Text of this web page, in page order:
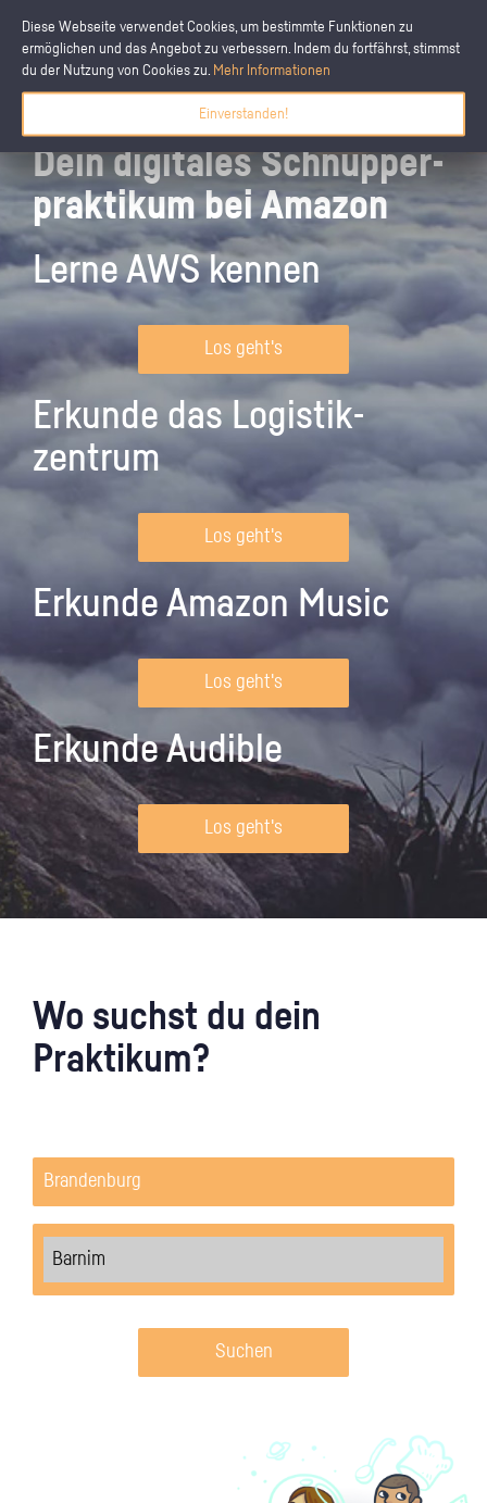
Diese Webseite verwendet Cookies, um bestimmte Funktionen zu
ermöglichen und das Angebot zu verbessern. Indem du fortfährst, stimmst
du der Nutzung von Cookies zu. Mehr Informationen
Einverstanden!
Dein digitales Schnupper­
praktikum bei Amazon
Lerne AWS kennen
Los geht's
Erkunde das Logistik­
zentrum
Los geht's
Erkunde Amazon Music
Los geht's
Erkunde Audible
Los geht's
Wo suchst du dein
Praktikum?
Suchen